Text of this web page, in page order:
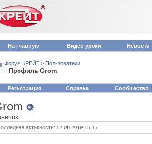
На главную Видео уроки Новости
Форум КРЕЙТ > Пользователи
Профиль Grom
Регистрация Справка Сообщество
активность: 12.08.2019 15:16